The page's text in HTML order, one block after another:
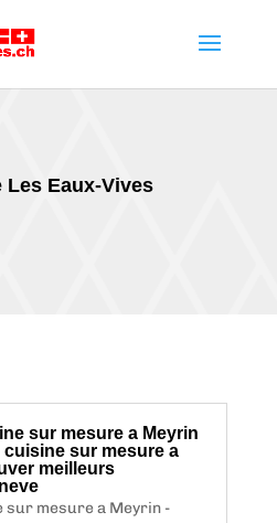
Eaux-Vives
sur mesure a Meyrin
sur mesure a
meilleurs
sur mesure a Meyrin -